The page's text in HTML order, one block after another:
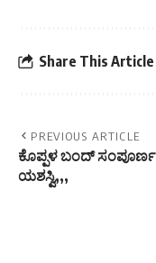
Share This Article
PREVIOUS ARTICLE
ಕೊಪ್ಪಳ ಬಂದ್ ಸಂಪೂರ್ಣ
ಯಶಸ್ವಿ,,,